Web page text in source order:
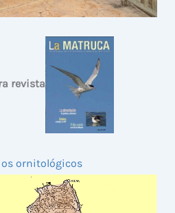
revista
ornitológicos